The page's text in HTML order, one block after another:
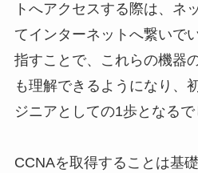
トへアクセスする際は、ネ
てインターネットへ繋いで
指すことで、これらの機器
も理解できるようになり、
ジニアとしての1歩となるで
CCNAを取得することは基